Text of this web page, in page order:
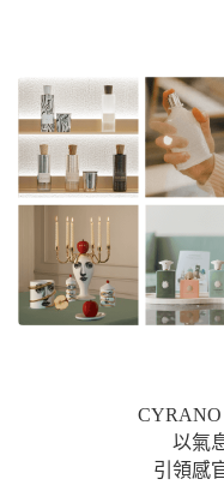
CYRANO
以氣
引領感